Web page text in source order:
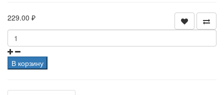
229.00 ₽
В корзину